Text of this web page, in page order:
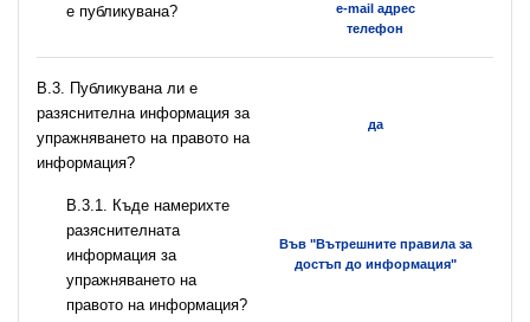
е публикувана?
e-mail адрес
телефон
В.3. Публикувана ли е
разяснителна информация за
упражняването на правото на
информация?
да
В.3.1. Къде намерихте
разяснителната
информация за
упражняването на
правото на информация?
Във "Вътрешните правила за
достъп до информация"